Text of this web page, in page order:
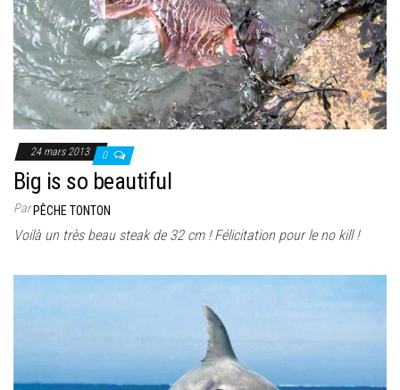
24 mars 2013 0
Big is so beautiful
ParPÊCHE TONTON
Voilà un très beau steak de 32 cm ! Félicitation pour le no kill !